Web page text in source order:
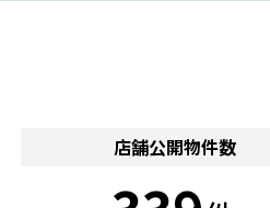
店舗公開物件数